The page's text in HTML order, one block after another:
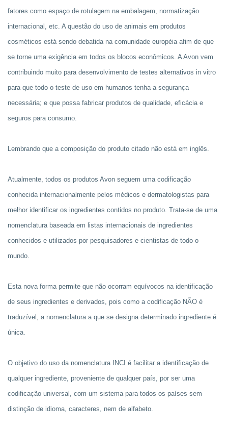
fatores como espaço de rotulagem na embalagem, normatização
internacional, etc. A questão do uso de animais em produtos
cosméticos está sendo debatida na comunidade européia afim de que
se torne uma exigência em todos os blocos econômicos. A Avon vem
contribuindo muito para desenvolvimento de testes alternativos in vitro
para que todo o teste de uso em humanos tenha a segurança
necessária; e que possa fabricar produtos de qualidade, eficácia e
seguros para consumo.
Lembrando que a composição do produto citado não está em inglês.
Atualmente, todos os produtos Avon seguem uma codificação
conhecida internacionalmente pelos médicos e dermatologistas para
melhor identificar os ingredientes contidos no produto. Trata-se de uma
nomenclatura baseada em listas internacionais de ingredientes
conhecidos e utilizados por pesquisadores e cientistas de todo o
mundo.
Esta nova forma permite que não ocorram equívocos na identificação
de seus ingredientes e derivados, pois como a codificação NÃO é
traduzível, a nomenclatura a que se designa determinado ingrediente é
única.
O objetivo do uso da nomenclatura INCI é facilitar a identificação de
qualquer ingrediente, proveniente de qualquer país, por ser uma
codificação universal, com um sistema para todos os países sem
distinção de idioma, caracteres, nem de alfabeto.